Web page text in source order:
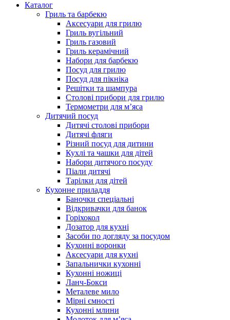
Каталог
Гриль та барбекю
Аксесуари для грилю
Гриль вугільний
Гриль газовий
Гриль керамічний
Набори для барбекю
Посуд для грилю
Посуд для пікніка
Решітки та шампура
Столові прибори для грилю
Термометри для м’яса
Дитячий посуд
Дитячі столові прибори
Дитячі фляги
Різний посуд для дитини
Кухлі та чашки для дітей
Набори дитячого посуду
Піали дитячі
Тарілки для дітей
Кухонне приладдя
Баночки спеціальні
Відкривачки для банок
Горіхокол
Дозатор для кухні
Засоби по догляду за посудом
Кухонні воронки
Аксесуари для кухні
Запальнички кухонні
Кухонні ножиці
Ланч-Бокси
Металеве мило
Мірні ємності
Кухонні млини